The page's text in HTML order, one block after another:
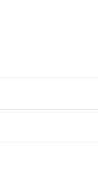
pesos
pesos
pesos